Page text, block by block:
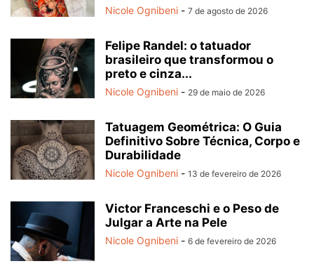
Nicole Ognibeni - 7 de agosto de 2026
Felipe Randel: o tatuador
brasileiro que transformou o
preto e cinza...
Nicole Ognibeni - 29 de maio de 2026
Tatuagem Geométrica: O Guia
Definitivo Sobre Técnica, Corpo e
Durabilidade
Nicole Ognibeni - 13 de fevereiro de 2026
Victor Franceschi e o Peso de
Julgar a Arte na Pele
Nicole Ognibeni - 6 de fevereiro de 2026